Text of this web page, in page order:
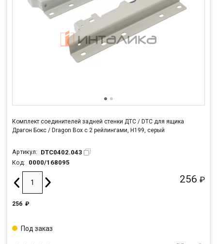
Комплект соединителей задней стенки ДТС / DTC для ящика
Драгон Бокс / Dragon Box с 2 рейлингами, H199, серый
Артикул: DTC0402.043
Код: 0000/168095
256 ₽
256 ₽
Под заказ